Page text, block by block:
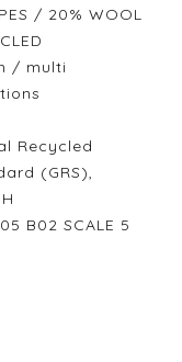
/ 20% WOOL
/ multi
Recycled
(GRS),
B02 SCALE 5